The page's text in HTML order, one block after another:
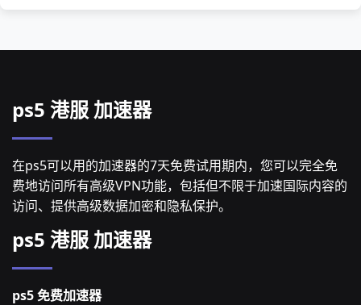
ps5 港服 加速器
在ps5可以用的加速器的7天免费试用期内，您可以完全免
费地访问所有高级VPN功能，包括但不限于加速国际内容的
访问、提供高级数据加密和隐私保护。
ps5 港服 加速器
ps5 免费加速器